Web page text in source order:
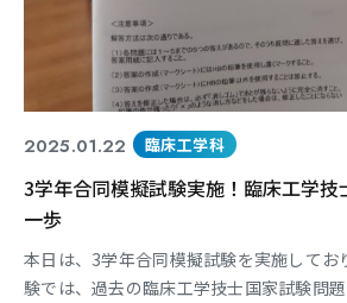
2025.01.22 臨床工学科
3学年合同模擬試験実施！臨床工学技
一歩
本日は、3学年合同模擬試験を実施してお
験では、過去の臨床工学技士国家試験問